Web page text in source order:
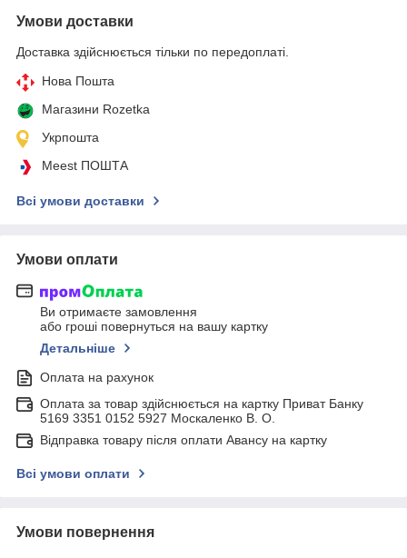
Умови доставки
Доставка здійснюється тільки по передоплаті.
Нова Пошта
Магазини Rozetka
Укрпошта
Meest ПОШТА
Всі умови доставки
Умови оплати
Ви отримаєте замовлення
або гроші повернуться на вашу картку
Детальніше
Оплата на рахунок
Оплата за товар здійснюється на картку Приват Банку
5169 3351 0152 5927 Москаленко В. О.
Відправка товару після оплати Авансу на картку
Всі умови оплати
Умови повернення